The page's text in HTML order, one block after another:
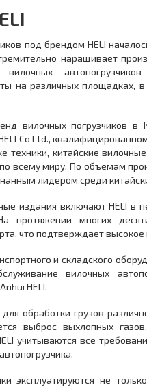
под брендом HELI
наращивает
на различных
вилочных погрузчиков в
Co Ltd.,
китайские
всему миру. По объемам
лидером среди
издания включают HELI в
протяжении многих
что подтверждает высокое
и складского
вилочных
HELI.
обработки грузов
выброс выхлопных
учитываются все
эксплуатируются не